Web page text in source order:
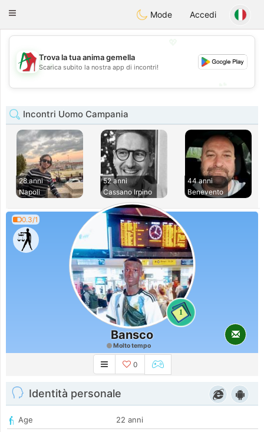
Amami Ora
Toggle
Mode Accedi
💖
💕
Trova la tua anima gemella
Scarica subito la nostra app di incontri!
Incontri Uomo Campania
28 anni
Napoli
52 anni
Cassano Irpino
44 anni
Benevento
0.3/1
1
Bansco
Molto tempo
0
Identità personale
Age
22 anni